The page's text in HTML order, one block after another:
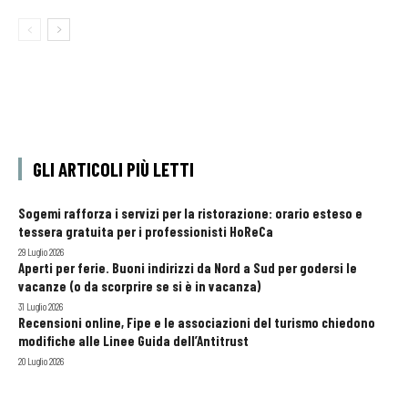
GLI ARTICOLI PIÙ LETTI
Sogemi rafforza i servizi per la ristorazione: orario esteso e
tessera gratuita per i professionisti HoReCa
29 Luglio 2026
Aperti per ferie. Buoni indirizzi da Nord a Sud per godersi le
vacanze (o da scorprire se si è in vacanza)
31 Luglio 2026
Recensioni online, Fipe e le associazioni del turismo chiedono
modifiche alle Linee Guida dell’Antitrust
20 Luglio 2026